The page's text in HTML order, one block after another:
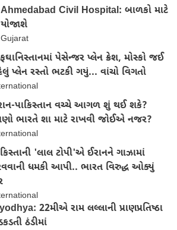
Ahmedabad Civil Hospital: બાળકો માટે
યોજાશે
Gujarat
પેસેન્જર પ્લેન ક્રેશ, મોસ્કો જઈ
પ્લેન રસ્તો ભટકી ગયું... વાંચો વિગતો
પાકિસ્તાન વચ્ચે આગળ શું થઈ શકે?
જાણો ભારતે શા માટે રાખવી જોઈએ નજર?
'લાલ ટોપી'એ ઈરાનને ગાઝામાં
ધમકી આપી.. ભારત વિરુદ્ધ ઓક્યું
22મીએ રામ લલ્લાની પ્રાણપ્રતિષ્ઠા
ઠંડીમાં